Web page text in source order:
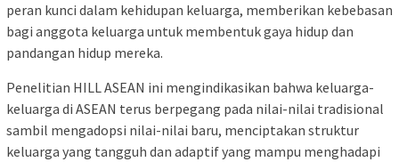
peran kunci dalam kehidupan keluarga, memberikan kebebasan
bagi anggota keluarga untuk membentuk gaya hidup dan
pandangan hidup mereka.
Penelitian HILL ASEAN ini mengindikasikan bahwa keluarga-
keluarga di ASEAN terus berpegang pada nilai-nilai tradisional
sambil mengadopsi nilai-nilai baru, menciptakan struktur
keluarga yang tangguh dan adaptif yang mampu menghadapi